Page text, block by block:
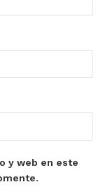
y web en este